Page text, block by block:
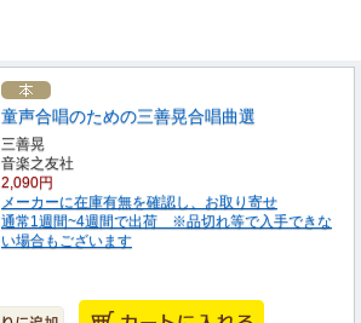
童声合唱のための三善晃合唱曲選
三善晃
音楽之友社
2,090円
メーカーに在庫有無を確認し、お取り寄せ
通常1週間~4週間で出荷 ※品切れ等で入手できな
い場合もございます